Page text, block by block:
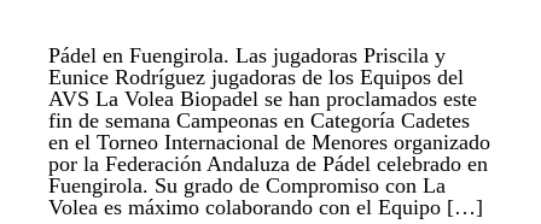
Eunice
Rodríguez,
Campeonas
en
Categoría
Cadetes
Pádel en Fuengirola. Las jugadoras Priscila y
Eunice Rodríguez jugadoras de los Equipos del
AVS La Volea Biopadel se han proclamados este
fin de semana Campeonas en Categoría Cadetes
en el Torneo Internacional de Menores organizado
por la Federación Andaluza de Pádel celebrado en
Fuengirola. Su grado de Compromiso con La
Volea es máximo colaborando con el Equipo […]